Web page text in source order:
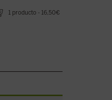
1 producto 16,50€